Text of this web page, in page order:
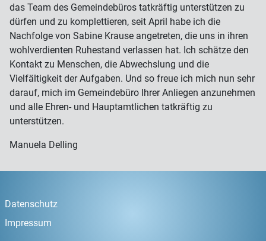
das Team des Gemeindebüros tatkräftig unterstützen zu
dürfen und zu komplettieren, seit April habe ich die
Nachfolge von Sabine Krause angetreten, die uns in ihren
wohlverdienten Ruhestand verlassen hat. Ich schätze den
Kontakt zu Menschen, die Abwechslung und die
Vielfältigkeit der Aufgaben. Und so freue ich mich nun sehr
darauf, mich im Gemeindebüro Ihrer Anliegen anzunehmen
und alle Ehren- und Hauptamtlichen tatkräftig zu
unterstützen.
Manuela Delling
Datenschutz
Impressum